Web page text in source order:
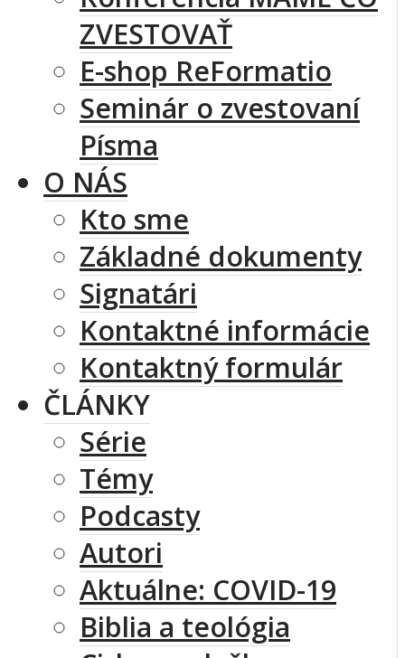
ZVESTOVAŤ
E-shop ReFormatio
Seminár o zvestovaní
Písma
O NÁS
Kto sme
Základné dokumenty
Signatári
Kontaktné informácie
Kontaktný formulár
ČLÁNKY
Série
Témy
Podcasty
Autori
Aktuálne: COVID-19
Biblia a teológia